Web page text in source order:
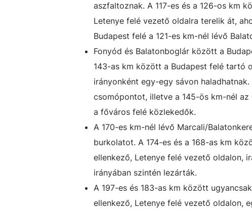
aszfaltoznak. A 117-es és a 126-os km
Letenye felé vezető oldalra terelik át,
Budapest felé a 121-es km-nél lévő
Fonyód és Balatonboglár között a
143-as km között a Budapest felé tartó
irányonként egy-egy sávon
csomópontot, illetve a 145-ös km-nél
a főváros felé közlekedők.
A 170-es km-nél lévő Marcali/
burkolatot. A 174-es és a 168-as km
ellenkező, Letenye felé vezető oldalon,
irányában szintén lezárták.
A 197-es és 183-as km között
ellenkező, Letenye felé vezető oldalon,